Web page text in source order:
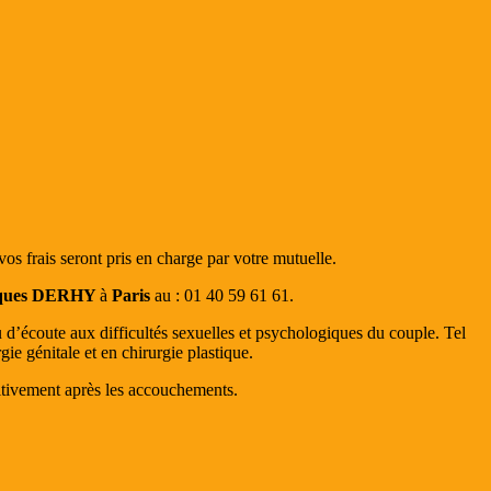
frais seront pris en charge par votre mutuelle.
DERHYà Paris au : 01 40 59 61 61.
aux difficultés sexuelles et psychologiques du couple. Tel
génitale et en chirurgie plastique.
après les accouchements.